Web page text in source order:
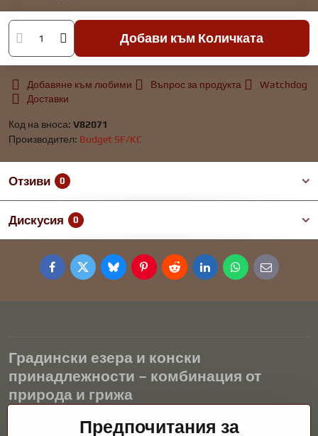
Добави към Количката
Добавяне към любими Въпрос за продукта
Watchdog
Доставки
Код на вноса: V82071
Производител: Budget SF/KC
Отзиви 0
Дискусия 0
FacebookTwitterBlueskyPinterestRedditLinkedInWhatsApp
E-
mail
Градински езера и конски
принадлежности – комбинация от
природа и грижа
Градинските езера са красиво допълнение към всеки екстериор
Предпочитания за